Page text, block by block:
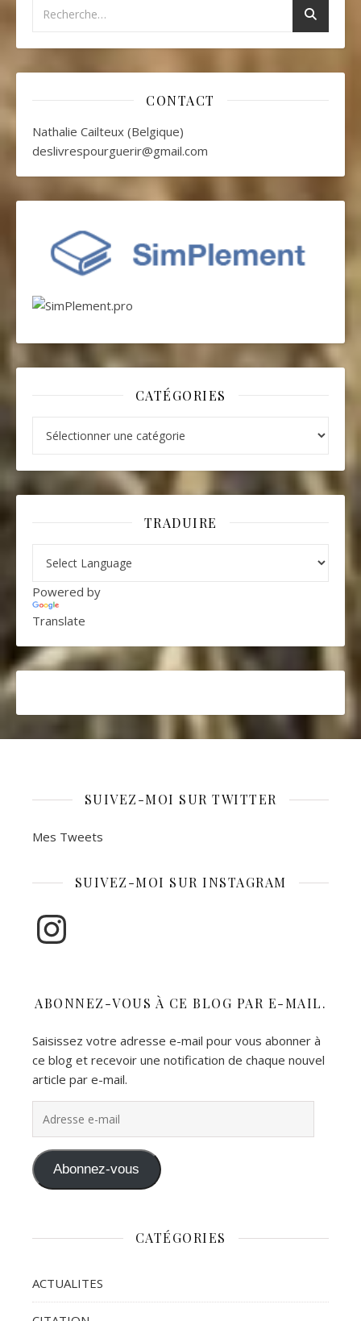
CONTACT
Nathalie Cailteux (Belgique)
deslivrespourguerir@gmail.com
CATÉGORIES
TRADUIRE
Powered by
Translate
SUIVEZ-MOI SUR TWITTER
Mes Tweets
SUIVEZ-MOI SUR INSTAGRAM
Instagram
ABONNEZ-VOUS À CE BLOG PAR E-MAIL.
Saisissez votre adresse e-mail pour vous abonner à
ce blog et recevoir une notification de chaque nouvel
article par e-mail.
Abonnez-vous
CATÉGORIES
ACTUALITES